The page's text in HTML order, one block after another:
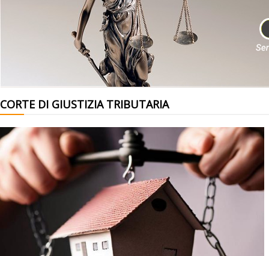
CORTE DI GIUSTIZIA TRIBUTARIA